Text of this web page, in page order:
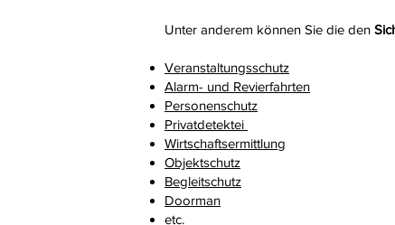
Unter anderem können Sie die den
Veranstaltungsschutz
Alarm- und Revierfahrten
Personenschutz
Privatdetektei
Wirtschaftsermittlung
Objektschutz
Begleitschutz
Doorman
etc.